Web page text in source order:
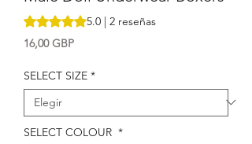
Según 2 reseñas, la calificación es de
5.0 | 2 reseñas
16,00 GBPPrecio
SELECT SIZE *
SELECT COLOUR *